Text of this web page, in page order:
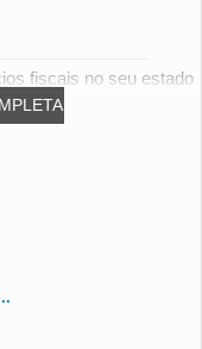
fiscais no seu estado